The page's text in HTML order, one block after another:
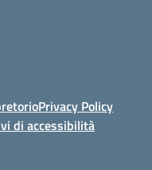
Privacy Policy
di accessibilità